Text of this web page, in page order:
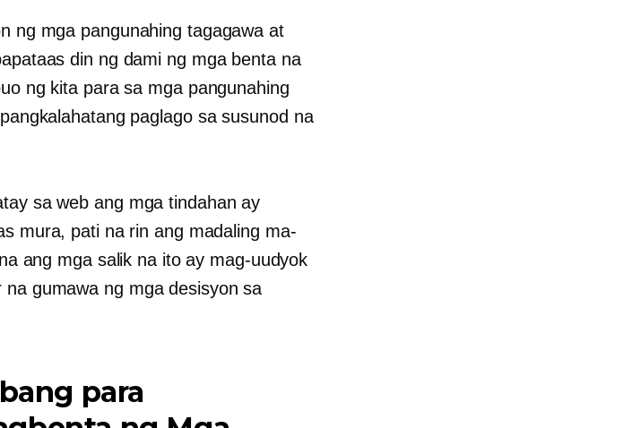
ng mga pangunahing tagagawa at
din ng dami ng mga benta na
ng kita para sa mga pangunahing
paglago sa susunod na
sa web ang mga tindahan ay
mura, pati na rin ang madaling ma-
ang mga salik na ito ay mag-uudyok
gumawa ng mga desisyon sa
para